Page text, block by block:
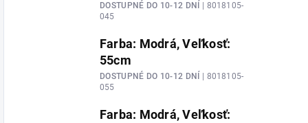
DOSTUPNÉ DO 10-12 DNÍ
| 8018105-
045
Farba: Modrá, Veľkosť:
55cm
DOSTUPNÉ DO 10-12 DNÍ
| 8018105-
055
Farba: Modrá, Veľkosť: